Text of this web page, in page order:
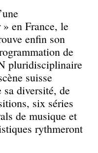
en France, le
enfin son
de
pluridisciplinaire
suisse
sa diversité, de
six séries
de musique et
rythmeront